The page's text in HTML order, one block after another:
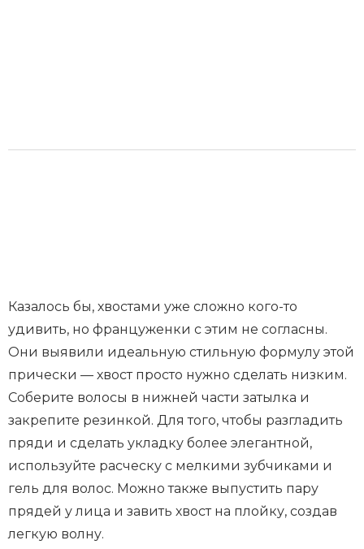
Казалось бы, хвостами уже сложно кого-то
удивить, но француженки с этим не согласны.
Они выявили идеальную стильную формулу этой
прически — хвост просто нужно сделать низким.
Соберите волосы в нижней части затылка и
закрепите резинкой. Для того, чтобы разгладить
пряди и сделать укладку более элегантной,
используйте расческу с мелкими зубчиками и
гель для волос. Можно также выпустить пару
прядей у лица и завить хвост на плойку, создав
легкую волну.